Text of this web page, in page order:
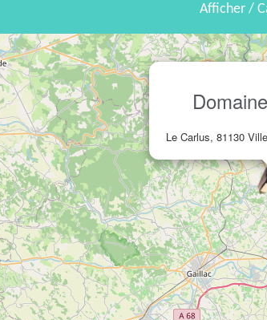
Afficher /
Le Carlus, 81130